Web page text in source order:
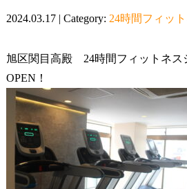
2024.03.17 | Category: 24時間フィッ
旭区関目高殿 24時間フィットネス
OPEN！